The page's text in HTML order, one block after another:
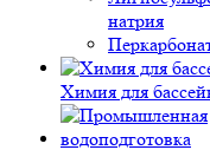
натрия
Химия для